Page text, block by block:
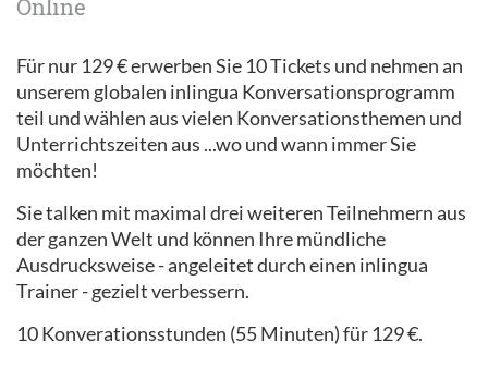
Online
Für nur 129 € erwerben Sie 10 Tickets und nehmen an
unserem globalen inlingua Konversationsprogramm
teil und wählen aus vielen Konversationsthemen und
Unterrichtszeiten aus ...wo und wann immer Sie
möchten!
Sie talken mit maximal drei weiteren Teilnehmern aus
der ganzen Welt und können Ihre mündliche
Ausdrucksweise - angeleitet durch einen inlingua
Trainer - gezielt verbessern.
10 Konverationsstunden (55 Minuten) für 129 €.